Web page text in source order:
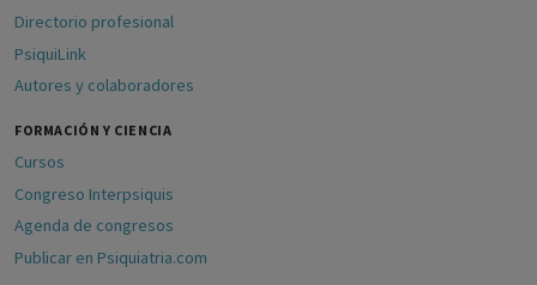
Directorio profesional
PsiquiLink
Autores y colaboradores
FORMACIÓN Y CIENCIA
Cursos
Congreso Interpsiquis
Agenda de congresos
Publicar en Psiquiatria.com